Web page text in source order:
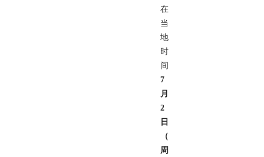
在
当
地
时
间
7
月
2
日
（
周